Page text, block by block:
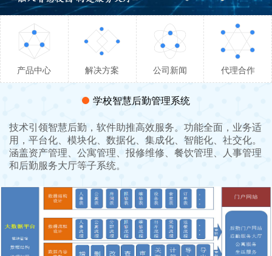
产品中心 解决方案 公司新闻 代理合作
学校智慧后勤管理系统
技术引领智慧后勤，软件助推高效服务。功能全面，业务适
用，平台化、模块化、数据化、集成化、智能化、社交化。
涵盖资产管理、公寓管理、报修维修、餐饮管理、人事管理
和后勤服务大厅等子系统。